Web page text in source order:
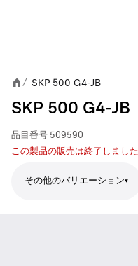
/ SKP 500 G4-JB
SKP 500 G4-JB
品目番号 509590
この製品の販売は終了しました
その他のバリエーション